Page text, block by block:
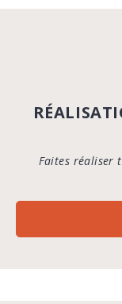
Faites réaliser